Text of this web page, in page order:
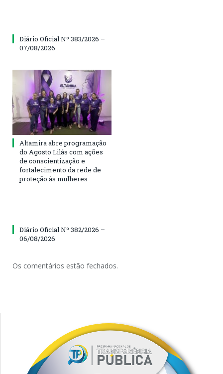
Diário Oficial Nº 383/2026 –
07/08/2026
Altamira abre programação
do Agosto Lilás com ações
de conscientização e
fortalecimento da rede de
proteção às mulheres
Diário Oficial Nº 382/2026 –
06/08/2026
Os comentários estão fechados.